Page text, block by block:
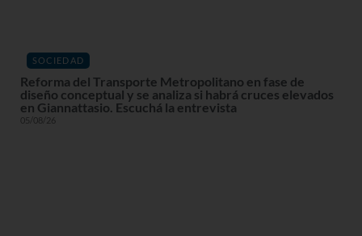
SOCIEDAD
Reforma del Transporte Metropolitano en fase de
diseño conceptual y se analiza si habrá cruces elevados
en Giannattasio. Escuchá la entrevista
05/08/26